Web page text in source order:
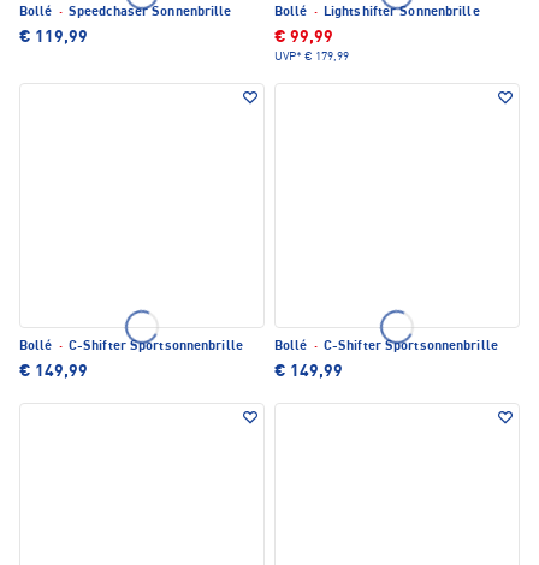
Bollé · Speedchaser Sonnenbrille
€ 119,99
Bollé · Lightshifter Sonnenbrille
€ 99,99
UVP* € 179,99
Bollé · C-Shifter Sportsonnenbrille
€ 149,99
Bollé · C-Shifter Sportsonnenbrille
€ 149,99